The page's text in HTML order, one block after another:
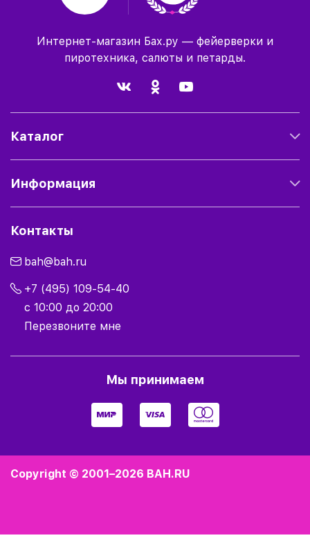
Интернет-магазин Бах.ру — фейерверки и
пиротехника, салюты и петарды.
Каталог
Информация
Контакты
bah@bah.ru
+7 (495) 109-54-40
с 10:00 до 20:00
Перезвоните мне
Мы принимаем
Copyright © 2001–2026 BAH.RU